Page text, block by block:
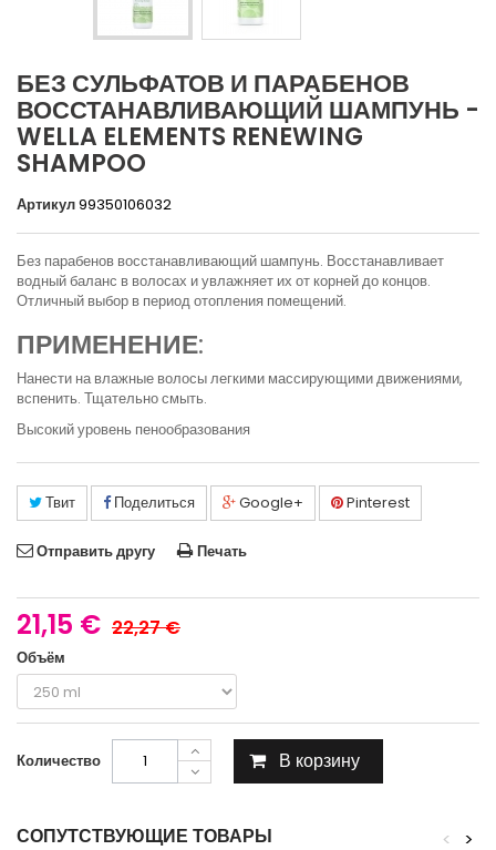
БЕЗ СУЛЬФАТОВ И ПАРАБЕНОВ
ВОССТАНАВЛИВАЮЩИЙ ШАМПУНЬ -
WELLA ELEMENTS RENEWING
SHAMPOO
Артикул99350106032
Без парабенов восстанавливающий шампунь. Восстанавливает
водный баланс в волосах и увлажняет их от корней до концов.
Отличный выбор в период отопления помещений.
ПРИМЕНЕНИЕ:
Нанести на влажные волосы легкими массирующими движениями,
вспенить. Тщательно смыть.
Высокий уровень пенообразования
Твит Поделиться Google+ Pinterest
Отправить другу Печать
21,15 € 22,27 €
Объём
Количество В корзину
СОПУТСТВУЮЩИЕ ТОВАРЫ >
<